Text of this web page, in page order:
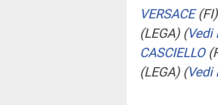
VERSACE
(LEGA) (Vedi
CASCIELLO
(LEGA) (Vedi